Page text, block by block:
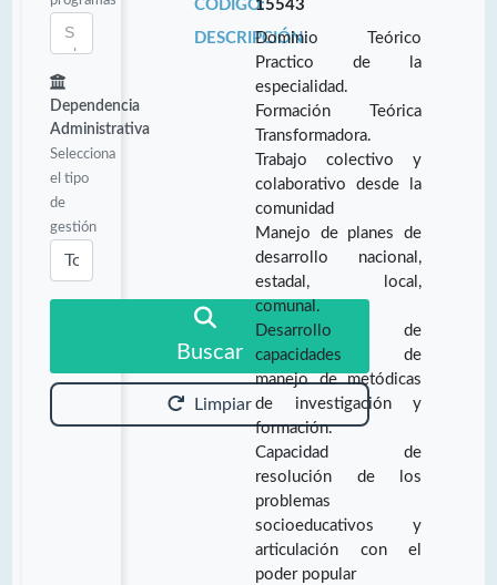
Dependencia
Administrativa
Selecciona
el tipo
de
gestión
Buscar
Limpiar
CÓDIGO:15543
DESCRIPCIÓN:Dominio Teórico
Practico de la
especialidad.
Formación Teórica
Transformadora.
Trabajo colectivo y
colaborativo desde la
comunidad
Manejo de planes de
desarrollo nacional,
estadal, local,
comunal.
Desarrollo de
capacidades de
manejo de metódicas
de investigación y
formación.
Capacidad de
resolución de los
problemas
socioeducativos y
articulación con el
poder popular